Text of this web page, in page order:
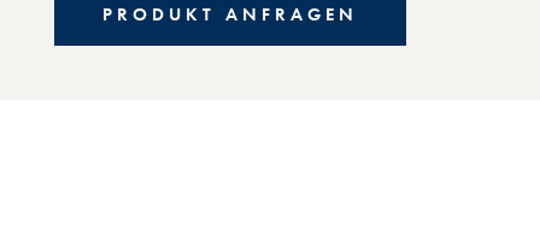
PRODUKT ANFRAGEN